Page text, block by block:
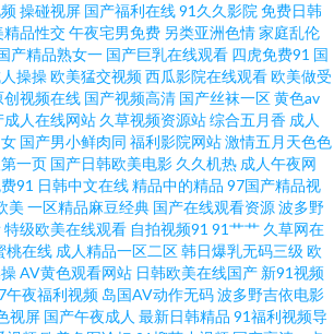
人妻九色 福利社老司机69 日韩肏屄精品视频 91社中
伊人在线成人 超碰91第一页 日本黄色片子 91久久精
日韩成人久久网站 影音先锋女同资源 国产精品久久
源 国产91AV在线播放 亚洲狼人窝 最新国产伊人久久
熟女伪娘 91网站秘 精品少妇一区二区三区 影音先锋
人 五月天激情开心网 肏屄视频在线播放国产 深爱五
操碰视屏 国产福利在线91久久影院 免费日韩
精品性交午夜宅男免费 另类亚洲色情家庭乱伦
产精品熟女一 国产巨乳在线观看 四虎免费91 国
操操欧美猛交视频西瓜影院在线观看欧美做受
创视频在线 国产视频高清 国产丝袜一区黄色av
成人在线网站 久草视频资源站综合五月香 成人
国产男小鲜肉同 福利影院网站激情五月天色色
一页 国产日韩欧美电影 久久机热 成人午夜网
91 日韩中文在线精品中的精品 97国产精品视
美 一区精品麻豆经典 国产在线观看资源波多野
特级欧美在线观看 自拍视频91 91艹艹 久草网在
桃在线 成人精品一区二区韩日爆乳无码三级 欧
AV黄色观看网站 日韩欧美在线国产 新91视频
午夜福利视频 岛国AV动作无码波多野吉依电影
视屏 国产午夜成人 最新日韩精品 91福利视频导